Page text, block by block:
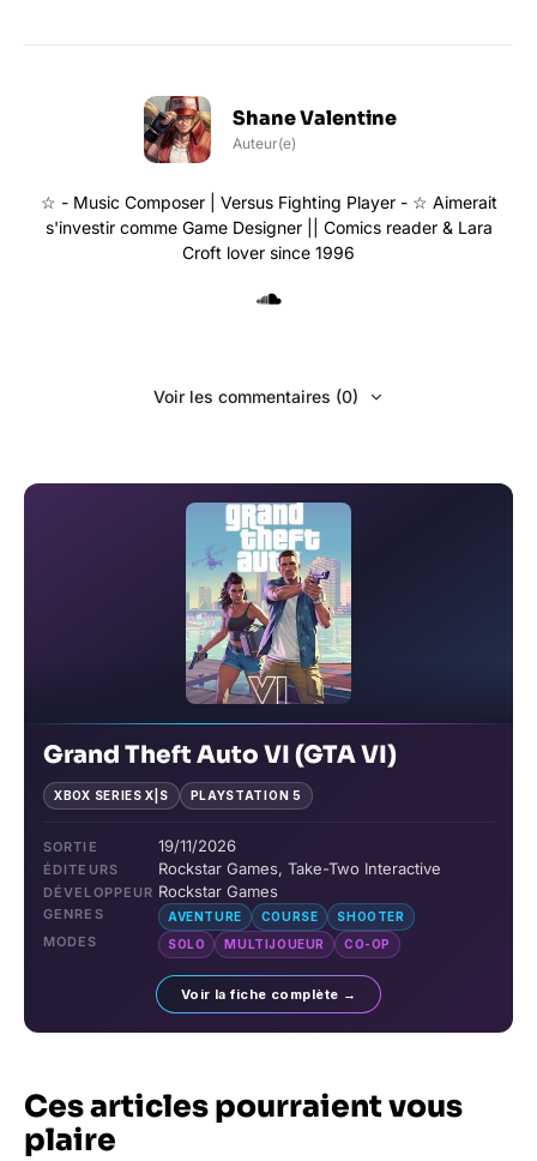
Shane Valentine
Auteur(e)
☆ - Music Composer | Versus Fighting Player - ☆ Aimerait
s'investir comme Game Designer || Comics reader & Lara
Croft lover since 1996
Voir les commentaires (0)
Grand Theft Auto VI (GTA VI)
XBOX SERIES X|S PLAYSTATION 5
SORTIE 19/11/2026
ÉDITEURS Rockstar Games, Take-Two Interactive
DÉVELOPPEUR Rockstar Games
GENRES AVENTURE COURSE SHOOTER
MODES SOLO MULTIJOUEUR CO-OP
Voir la fiche complète →
Ces articles pourraient vous
plaire